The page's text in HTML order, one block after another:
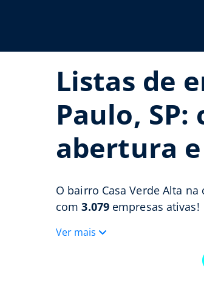
Listas de
Paulo,
abertura
O bairro Casa Verde Alta na
com3.079empresas ativas!
Ver mais